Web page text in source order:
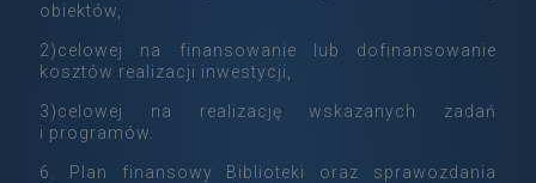
obiektów,
2)celowej na finansowanie lub dofinansowanie
kosztów realizacji inwestycji,
3)celowej na realizację wskazanych zadań
i programów.
6. Plan finansowy Biblioteki oraz sprawozdania